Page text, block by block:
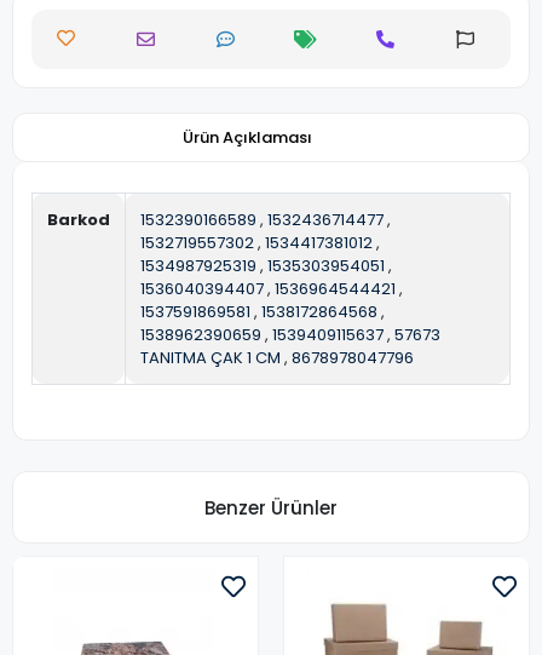
Ürün Açıklaması
Barkod 1532390166589 , 1532436714477,
1532719557302, 1534417381012,
1534987925319 , 1535303954051 ,
1536040394407, 1536964544421 ,
1537591869581 , 1538172864568 ,
1538962390659 , 1539409115637, 57673
TANITMA ÇAK 1 CM , 8678978047796
Benzer Ürünler